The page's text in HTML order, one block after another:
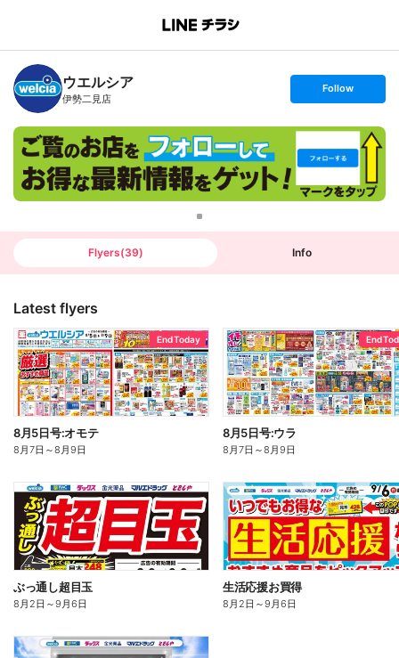
B
n
c
h
T
ウエルシア
伊勢二見店
s
t
o
l
o
w
Follow
Flyers(39) Info
Latest flyers
End Today
8月5日号:オモテ
8月7日 ～8月9日
End
8月5日号:ウラ
8月7日 ～8月9日
ぶっ通し超目玉
8月2日 ～9月6日
生活応援お買得
8月2日 ～9月6日